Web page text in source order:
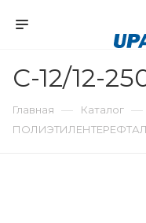
С-12/12-
Главная — Каталог —